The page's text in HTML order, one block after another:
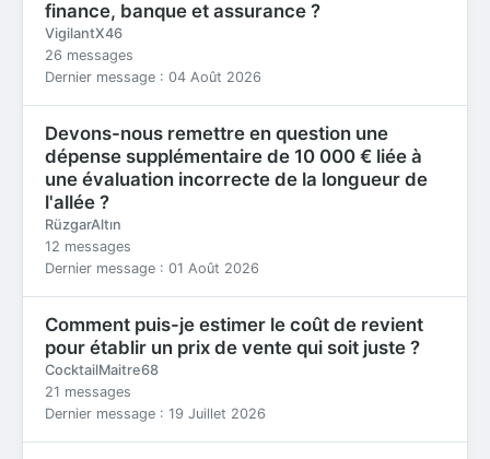
finance, banque et assurance ?
VigilantX46
26 messages
Dernier message : 04 Août 2026
Devons-nous remettre en question une
dépense supplémentaire de 10 000 € liée à
une évaluation incorrecte de la longueur de
l'allée ?
RüzgarAltın
12 messages
Dernier message : 01 Août 2026
Comment puis-je estimer le coût de revient
pour établir un prix de vente qui soit juste ?
CocktailMaitre68
21 messages
Dernier message : 19 Juillet 2026